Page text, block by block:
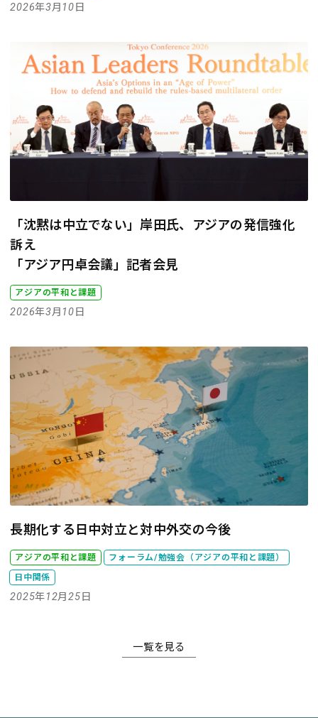
2026年3月10日
「沈黙は中立でない」岸田氏、アジアの発信強化
訴え
「アジア円卓会議」記者会見
アジアの平和と課題
2026年3月10日
長期化する日中対立と対中外交の今後
アジアの平和と課題 フォーラム/勉強会（アジアの平和と課題）
日中関係
2025年12月25日
一覧を見る